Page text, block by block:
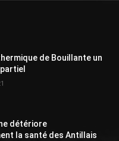
de Bouillante un
détériore
la santé des Antillais